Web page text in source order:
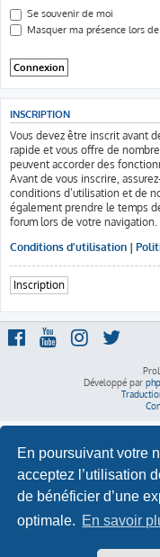
En poursuivant votre
acceptez l’utilisation
de bénéficier d’une
optimale. En savoir
Se souvenir de moi
Masquer ma présence lors
INSCRIPTION
Vous devez être inscrit avant
rapide et vous offre de
peuvent accorder des
Avant de vous inscrire,
conditions d’utilisation et de
également prendre le temps
forum lors de votre navigation.
Conditions d’utilisation |
Inscription
Développé par